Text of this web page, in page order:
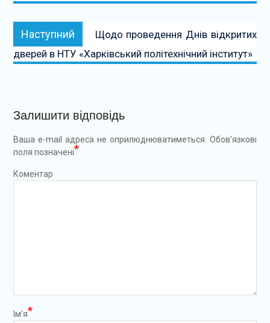
Наступний Наступний:
Щодо проведення Днів відкритих
дверей в НТУ «Харківський політехнічний інститут»
Залишити відповідь
Ваша e-mail адреса не оприлюднюватиметься. Обов’язкові
поля позначені*
Коментар
Ім’я*